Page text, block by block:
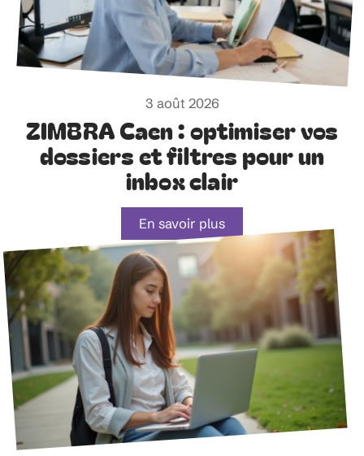
3 août 2026
ZIMBRA Caen : optimiser vos
dossiers et filtres pour un
inbox clair
En savoir plus